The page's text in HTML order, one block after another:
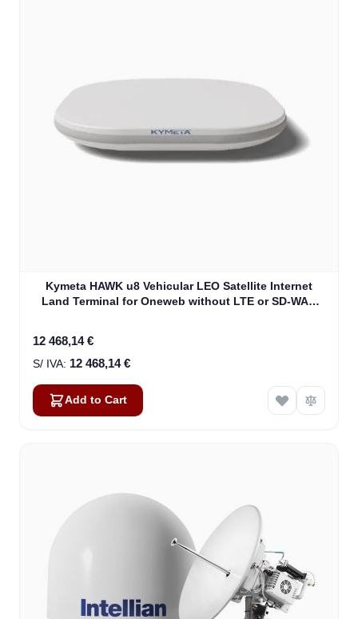
Kymeta HAWK u8 Vehicular LEO Satellite Internet
Land Terminal for Oneweb without LTE or SD-WAN
12 468,14 €
12 468,14 €
Add to Cart